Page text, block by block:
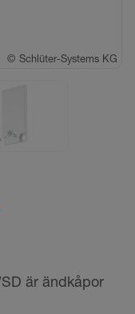
är ändkåpor
© Schlüter-Systems KG
© Schlüter-Systems KG